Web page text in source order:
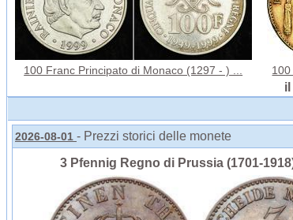
100 Franc Principato di Monaco (1297 - ) ... 100
2026-08-01 - Prezzi storici delle monete
3 Pfennig Regno di Prussia (1701-